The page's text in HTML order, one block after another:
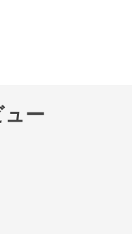
ュー